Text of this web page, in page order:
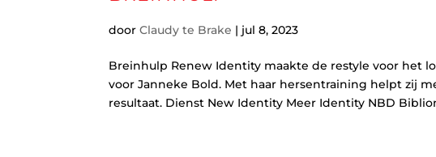
doorClaudy te Brake | jul 8, 2023
Breinhulp Renew Identity maakte de restyle voor het
voor Janneke Bold. Met haar hersentraining helpt zij
resultaat. Dienst New Identity Meer Identity NBD